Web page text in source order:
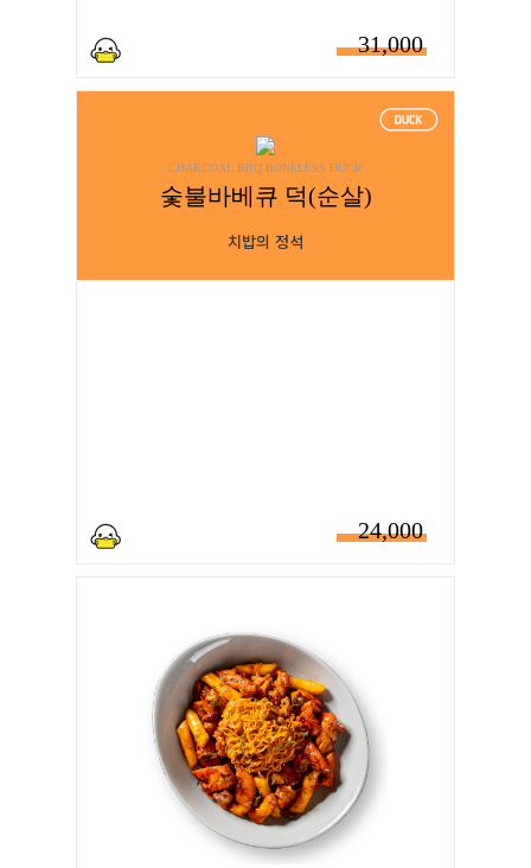
31,000
CHARCOAL BBQ BONELESS DUCK
숯불바베큐 덕(순살)
치밥의 정석
24,000